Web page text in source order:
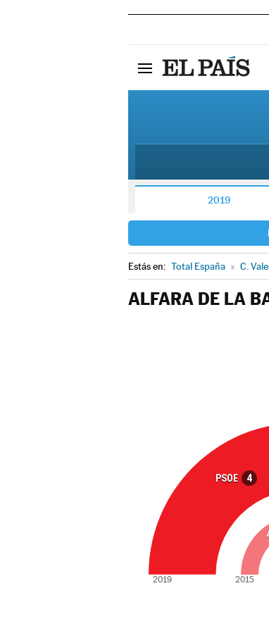
2019
Estás en: Total España » C.
ALFARA DE LA
PSOE 4
2019 2015